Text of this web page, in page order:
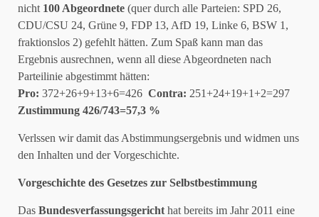
nicht 100 Abgeordnete (quer durch alle Parteien: SPD 26,
CDU/CSU 24, Grüne 9, FDP 13, AfD 19, Linke 6, BSW 1,
fraktionslos 2) gefehlt hätten. Zum Spaß kann man das
Ergebnis ausrechnen, wenn all diese Abgeordneten nach
Parteilinie abgestimmt hätten:
Pro: 372+26+9+13+6=426 Contra: 251+24+19+1+2=297
Zustimmung 426/743=57,3 %
Verlssen wir damit das Abstimmungsergebnis und widmen uns
den Inhalten und der Vorgeschichte.
Vorgeschichte des Gesetzes zur Selbstbestimmung
Das Bundesverfassungsgericht hat bereits im Jahr 2011 eine